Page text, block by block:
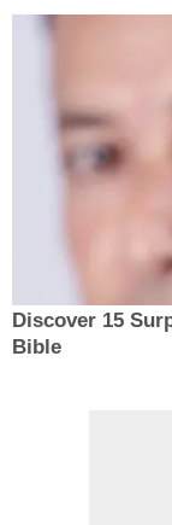
Discover 15
Bible